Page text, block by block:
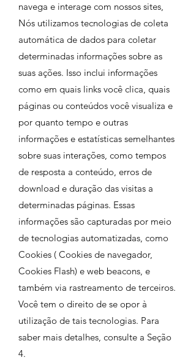
navega e interage com nossos sites,
Nós utilizamos tecnologias de coleta
automática de dados para coletar
determinadas informações sobre as
suas ações. Isso inclui informações
como em quais links você clica, quais
páginas ou conteúdos você visualiza e
por quanto tempo e outras
informações e estatísticas semelhantes
sobre suas interações, como tempos
de resposta a conteúdo, erros de
download e duração das visitas a
determinadas páginas. Essas
informações são capturadas por meio
de tecnologias automatizadas, como
Cookies ( Cookies de navegador,
Cookies Flash) e web beacons, e
também via rastreamento de terceiros.
Você tem o direito de se opor à
utilização de tais tecnologias. Para
saber mais detalhes, consulte a Seção
4.